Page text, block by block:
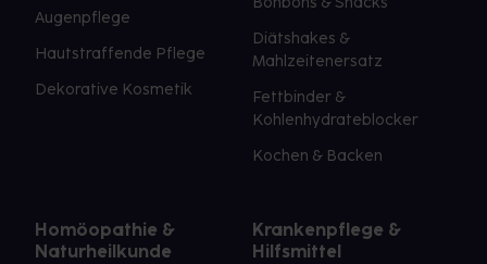
Augenpflege
Hautstraffende Pflege
Dekorative Kosmetik
Diätshakes &
Mahlzeitenersatz
Fettbinder &
Kohlenhydrateblocker
Kochen & Backen
Homöopathie &
Naturheilkunde
Krankenpflege &
Hilfsmittel